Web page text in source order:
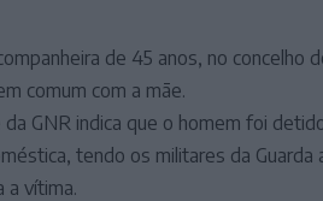
de 45 anos, no concelho
comum com a mãe.
GNR indica que o homem foi
tendo os militares da Guarda
a vítima.